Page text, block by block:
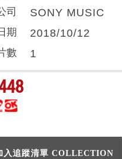
司
SONY MUSIC
期 2018/10/12
數 1
入追蹤清單 COLLECTION